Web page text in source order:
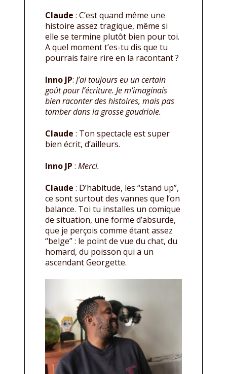
Claude : C’est quand même une
histoire assez tragique, même si
elle se termine plutôt bien pour toi.
A quel moment t’es-tu dis que tu
pourrais faire rire en la racontant ?
Inno JP: J’ai toujours eu un certain
goût pour l’écriture. Je m’imaginais
bien raconter des histoires, mais pas
tomber dans la grosse gaudriole.
Claude : Ton spectacle est super
bien écrit, d’ailleurs.
Inno JP : Merci.
Claude : D’habitude, les “stand up”,
ce sont surtout des vannes que l’on
balance. Toi tu installes un comique
de situation, une forme d’absurde,
que je perçois comme étant assez
“belge” : le point de vue du chat, du
homard, du poisson qui a un
ascendant Georgette.